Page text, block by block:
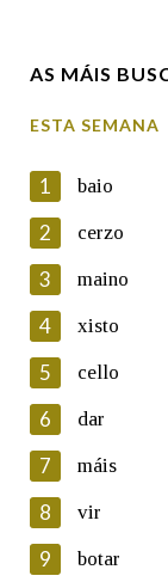
En cumprimento
Protección de
Galega informa
electrónico, así
persoal, que
automatizado de
ficheiros
seu dereito de
seus datos
Lin e
AS MÁIS
ESTA SEMANA
1 baio
2 cerzo
3 maino
4 xisto
5 cello
6 dar
7 máis
8 vir
9 botar